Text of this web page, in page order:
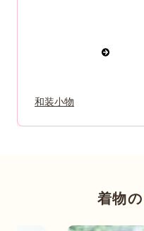
和装小物
着物の